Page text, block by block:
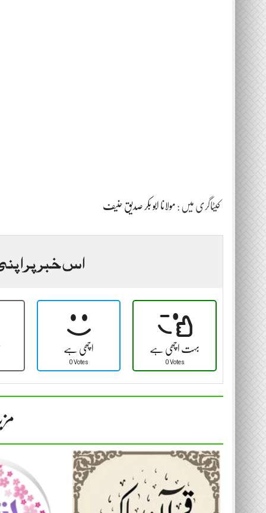
کیٹاگری میں : مولانا ابو بکر صدیق حنیف
اس خبر پر
اچھی ہے
0 Votes
بہت اچھی ہے
0 Votes